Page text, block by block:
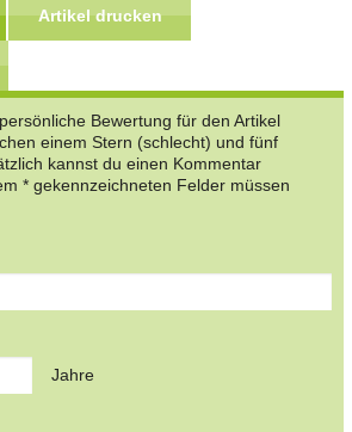
Artikel drucken
Bewertung für den Artikel
einem Stern (schlecht) und fünf
kannst du einen Kommentar
* gekennzeichneten Felder müssen
Jahre